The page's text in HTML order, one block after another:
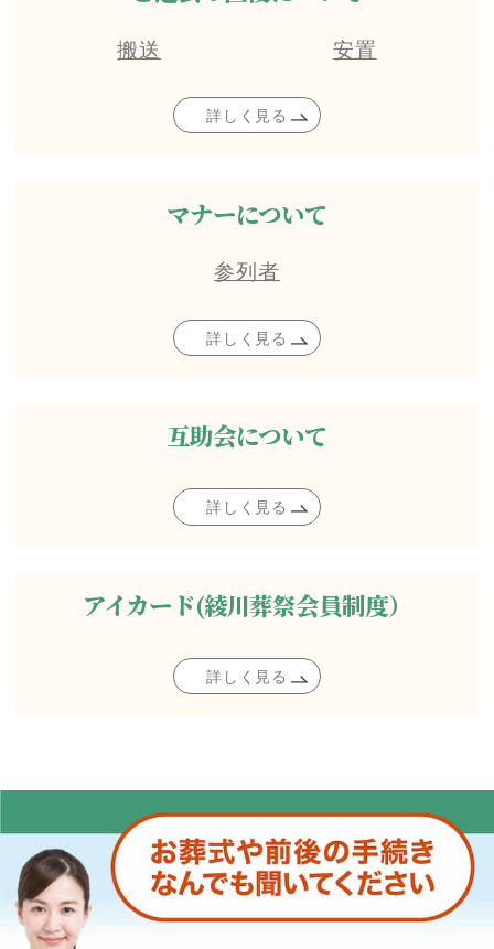
搬送 安置
詳しく見る
マナーについて
参列者
詳しく見る
互助会について
詳しく見る
アイカード(綾川葬祭会員制度）
詳しく見る